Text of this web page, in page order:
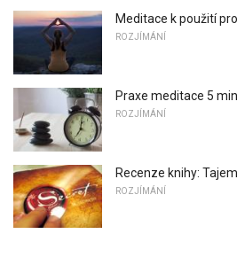
Meditace k použití
ROZJÍMÁNÍ
Praxe meditace 5
ROZJÍMÁNÍ
Recenze knihy:
ROZJÍMÁNÍ